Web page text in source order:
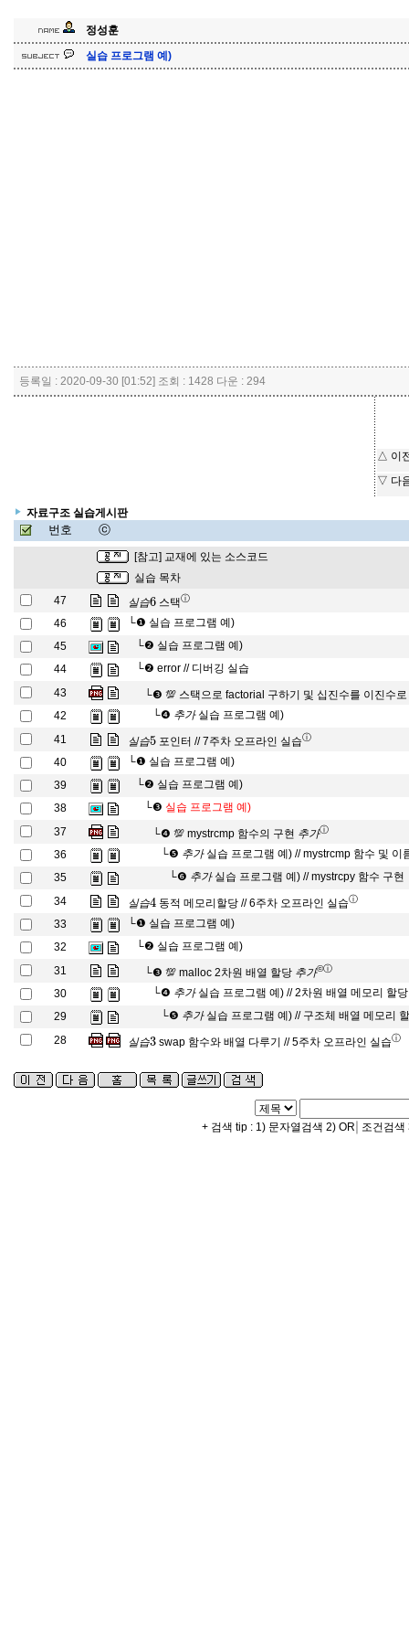
정성훈
실습 프로그램 예)
등록일 : 2020-09-30 [01:52] 조회 : 1428 다운 : 294
△ 이
▽ 다
자료구조 실습게시판
번호 ⓒ
[참고] 교재에 있는 소스코드
실습 목차
47
실 습6 스택ⓘ
46 └❶ 실습 프로그램 예)
45
└❷ 실습 프로그램 예)
44
└❷ error // 디버깅 실습
43
└❸ 💯 스택으로 factorial 구하기 및 십진수를 이진수
42
└❹ 추 가실습 프로그램 예)
41
실 습5 포인터 // 7주차 오프라인 실습ⓘ
40 └❶ 실습 프로그램 예)
39
└❷ 실습 프로그램 예)
38
└❸ 실습 프로그램 예)
37
└❹ 💯 mystrcmp 함수의 구현 추 가ⓘ
36 └❺ 추 가실습 프로그램 예) // mystrcmp 함수 및 이
35
└❻ 추 가실습 프로그램 예) // mystrcpy 함수 구현
34
실 습4 동적 메모리할당 // 6주차 오프라인 실습ⓘ
33 └❶ 실습 프로그램 예)
32
└❷ 실습 프로그램 예)
31
└❸ 💯 malloc 2차원 배열 할당 추 가©ⓘ
30 └❹ 추 가실습 프로그램 예) // 2차원 배열 메모리 할당
29
└❺ 추 가실습 프로그램 예) // 구조체 배열 메모리
28
실 습3 swap 함수와 배열 다루기 // 5주차 오프라인 실습ⓘ
+ 검색 tip : 1) 문자열검색 2) OR| 조건검색